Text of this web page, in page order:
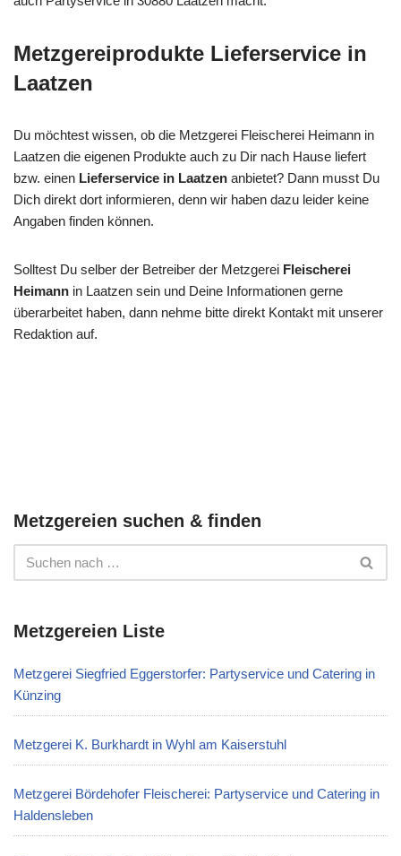
Metzgereiprodukte Lieferservice in
Laatzen
Du möchtest wissen, ob die Metzgerei Fleischerei Heimann in
Laatzen die eigenen Produkte auch zu Dir nach Hause liefert
bzw. einen Lieferservice in Laatzen anbietet? Dann musst Du
Dich direkt dort informieren, denn wir haben dazu leider keine
Angaben finden können.
Solltest Du selber der Betreiber der Metzgerei Fleischerei
Heimann in Laatzen sein und Deine Informationen gerne
überarbeitet haben, dann nehme bitte direkt Kontakt mit unserer
Redaktion auf.
Metzgereien suchen & finden
Metzgereien Liste
Metzgerei Siegfried Eggerstorfer: Partyservice und Catering in
Künzing
Metzgerei K. Burkhardt in Wyhl am Kaiserstuhl
Metzgerei Bördehofer Fleischerei: Partyservice und Catering in
Haldensleben